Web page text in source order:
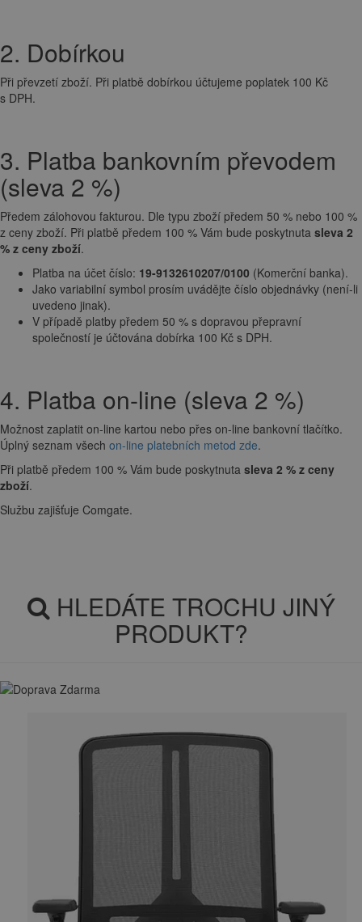
2. Dobírkou
Při převzetí zboží. Při platbě dobírkou účtujeme poplatek 100 Kč
s DPH.
3. Platba bankovním převodem
(sleva 2 %)
Předem zálohovou fakturou. Dle typu zboží předem 50 % nebo 100 %
z ceny zboží. Při platbě předem 100 % Vám bude poskytnuta sleva 2
% z ceny zboží.
Platba na účet číslo: 19-9132610207/0100 (Komerční banka).
Jako variabilní symbol prosím uvádějte číslo objednávky (není-li
uvedeno jinak).
V případě platby předem 50 % s dopravou přepravní
společností je účtována dobírka 100 Kč s DPH.
4. Platba on-line (sleva 2 %)
Možnost zaplatit on-line kartou nebo přes on-line bankovní tlačítko.
Úplný seznam všech on-line platebních metod zde.
Při platbě předem 100 % Vám bude poskytnuta sleva 2 % z ceny
zboží.
Službu zajišťuje Comgate.
HLEDÁTE TROCHU JINÝ
PRODUKT?